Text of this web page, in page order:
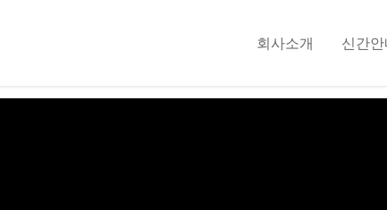
회사소개 신간